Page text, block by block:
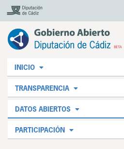
INICIO
TRANSPARENCIA
DATOS ABIERTOS
PARTICIPACIÓN